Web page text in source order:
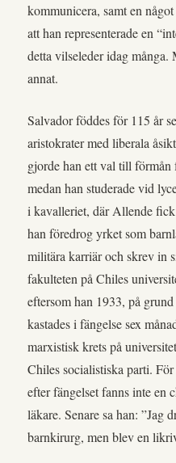
kommunicera, samt en
att han representerade en
detta vilseleder idag
annat.
Salvador föddes för 115 år
aristokrater med liberala
gjorde han ett val till
medan han studerade vid
i kavalleriet, där Allende
han föredrog yrket som
militära karriär och skrev in
fakulteten på Chiles
eftersom han 1933, på
kastades i fängelse sex
marxistisk krets på
Chiles socialistiska parti.
efter fängelset fanns inte en
läkare. Senare sa han: ”Jag
barnkirurg, men blev en